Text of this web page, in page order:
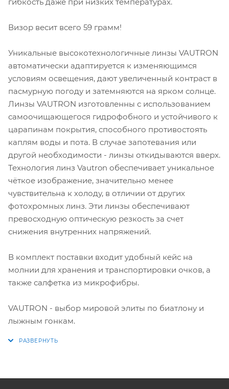
Визор весит всего 59 грамм!
Уникальные высокотехнологичные линзы VAUTRON
автоматически адаптируется к изменяющимся
условиям освещения, дают увеличенный контраст в
пасмурную погоду и затемняются на ярком солнце.
Линзы VAUTRON изготовленны с использованием
самоочищающегося гидрофобного и устойчивого к
царапинам покрытия, способного противостоять
каплям воды и пота. В случае запотевания или
другой необходимости - линзы откидываются вверх.
Технология линз Vautron обеспечивает уникальное
чёткое изображение, значительно менее
чувствительна к холоду, в отличии от других
фотохромных линз. Эти линзы обеспечивают
превосходную оптическую резкость за счет
снижения внутренних напряжений.
В комплект поставки входит удобный кейс на
молнии для хранения и транспортировки очков, а
также салфетка из микрофибры.
VAUTRON - выбор мировой элиты по биатлону и
лыжным гонкам.